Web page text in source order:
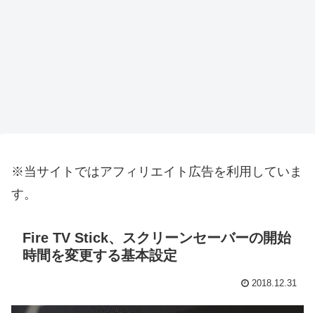
※当サイトではアフィリエイト広告を利用していま
す。
Fire TV Stick、スクリーンセーバーの開始
時間を変更する基本設定
2018.12.31